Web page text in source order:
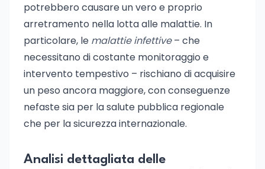
potrebbero causare un vero e proprio
arretramento nella lotta alle malattie. In
particolare, le malattie infettive– che
necessitano di costante monitoraggio e
intervento tempestivo – rischiano di acquisire
un peso ancora maggiore, con conseguenze
nefaste sia per la salute pubblica regionale
che per la sicurezza internazionale.
Analisi dettagliata delle